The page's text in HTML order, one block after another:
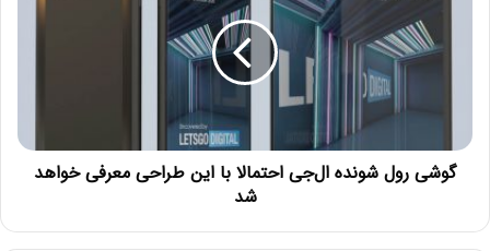
گوشی رول شونده ال‌جی احتمالا با این طراحی معرفی خواهد
شد